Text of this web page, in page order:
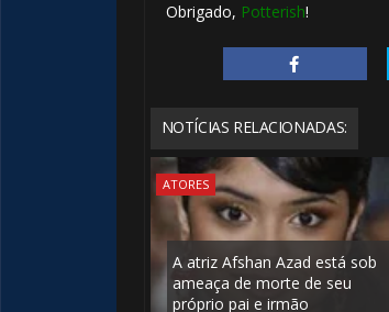
Obrigado, Potterish!
NOTÍCIAS RELACIONADAS:
ATORES
A atriz Afshan Azad está sob
ameaça de morte de seu
próprio pai e irmão
🎈
🎂
🎈